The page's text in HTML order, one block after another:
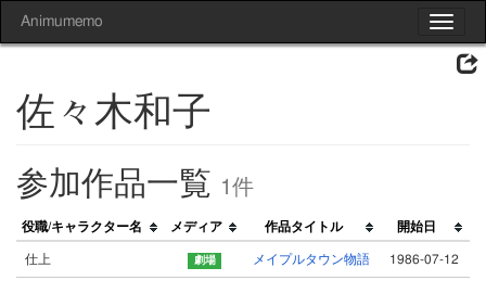
Toggle
Animumemo
佐々木和子
参加作品一覧 1件
役職/キャラクター名 メディア 作品タイトル 開始日
仕上 メイプルタウン物語 1986-07-12